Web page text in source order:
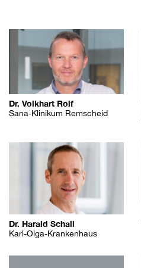
Dr. Volkhart Rolf
Sana-Klinikum Remscheid
Dr. Harald Schall
Karl-Olga-Krankenhaus